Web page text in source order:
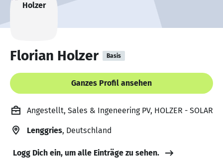
Florian Holzer Basis
Ganzes Profil ansehen
Angestellt, Sales & Ingeneering PV, HOLZER - SOLAR
Lenggries, Deutschland
Logg Dich ein, um alle Einträge zu sehen.